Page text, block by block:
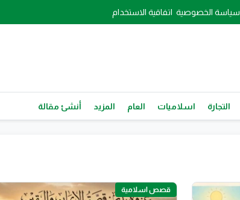
سياسة الخصوصية اتفاقية الاستخدام
التجارة اسلاميات العام المزيد أنشئ مقالة
قصص اسلامية